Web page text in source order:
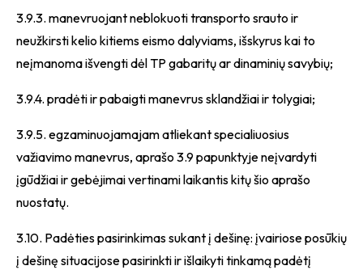
3.9.3. manevruojant neblokuoti transporto srauto ir
neužkirsti kelio kitiems eismo dalyviams, išskyrus kai to
neįmanoma išvengti dėl TP gabaritų ar dinaminių savybių;
3.9.4. pradėti ir pabaigti manevrus sklandžiai ir tolygiai;
3.9.5. egzaminuojamajam atliekant specialiuosius
važiavimo manevrus, aprašo 3.9 papunktyje neįvardyti
įgūdžiai ir gebėjimai vertinami laikantis kitų šio aprašo
nuostatų.
3.10. Padėties pasirinkimas sukant į dešinę: įvairiose posūkių
į dešinę situacijose pasirinkti ir išlaikyti tinkamą padėtį